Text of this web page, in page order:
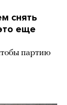
снять
еще
партию